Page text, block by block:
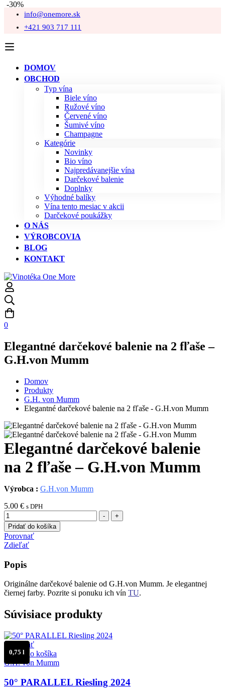
info@onemore.sk
+421 903 717 111
DOMOV
OBCHOD
Typ vína
Biele víno
Ružové víno
Červené víno
Šumivé víno
Champagne
Kategórie
Novinky
Bio víno
Najpredávanejšie vína
Darčekové balenie
Doplnky
Výhodné balíky
Vína tento mesiac v akcii
Darčekové poukážky
O NÁS
VÝROBCOVIA
BLOG
KONTAKT
0
Elegantné darčekové balenie na 2 fľaše –
G.H.von Mumm
Domov
Produkty
G.H. von Mumm
Elegantné darčekové balenie na 2 fľaše - G.H.von Mumm
Elegantné darčekové balenie
na 2 fľaše – G.H.von Mumm
Výrobca : G.H.von Mumm
5.00 € s DPH
Množstvo -
+
Pridať do košíka
Porovnať
Zdieľať
Popis
Originálne darčekové balenie od G.H.von Mumm. Je elegantnej
čiernej farby. Pozrite si ponuku ich vín TU.
Súvisiace produkty
Porovnať
Pridať do košíka
G.H. von Mumm
50° PARALLEL Riesling 2024
0,75 l
-30%